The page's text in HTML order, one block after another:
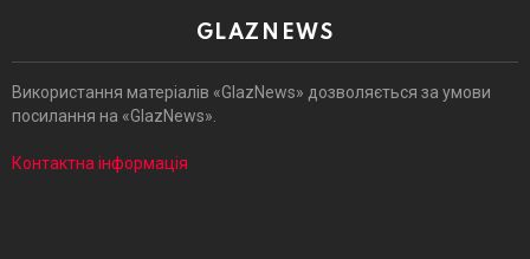
GLAZNEWS
Використання матеріалів «GlazNews» дозволяється за умови
посилання на «GlazNews».
Контактна інформація